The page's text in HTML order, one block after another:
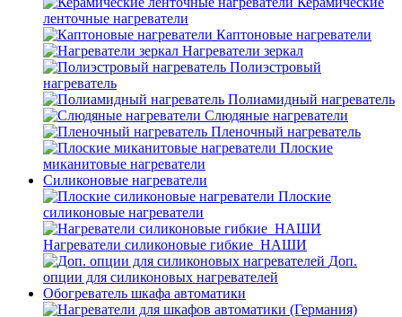
ленточные нагреватели
Каптоновые нагреватели
Нагреватели зеркал
Полиэстровый
нагреватель
Полиамидный нагреватель
Слюдяные нагреватели
Пленочный нагреватель
Плоские
миканитовые нагреватели
Силиконовые нагреватели
Плоские
силиконовые нагреватели
Нагреватели силиконовые гибкие_НАШИ
Доп.
опции для силиконовых нагревателей
Обогреватель шкафа автоматики